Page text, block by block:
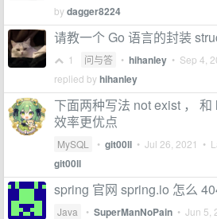
bydagger8224
请教一个 Go 语言的封装
1 问与答 • hihanley • Sep 4,
replied byhihanley
下面两种写法 not exist ，
效率更优点
MySQL • git00ll • Jul 26, 2021 •
git00ll
spring 官网 spring.io 怎么
Java • SuperManNoPain • Jun 5,